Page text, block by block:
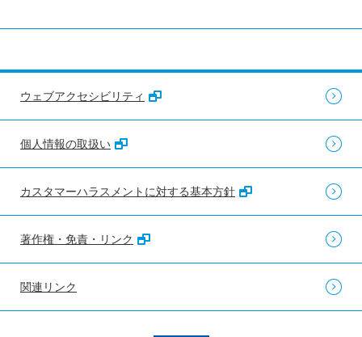
ウェブアクセシビリティ
個人情報の取扱い
カスタマーハラスメントに対する基本方針
著作権・免責・リンク
関連リンク